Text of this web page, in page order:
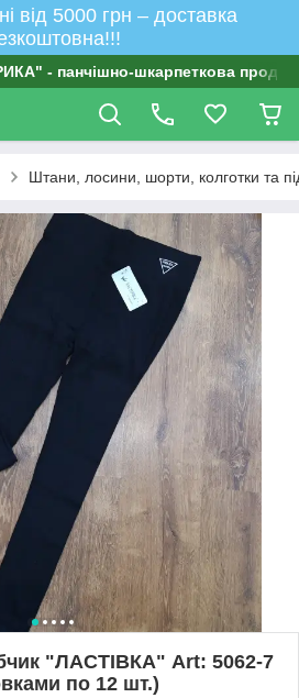
від 5000 грн – доставка
- панчішно-шкарпеткова
Штани, лосини, шорти, колготки та
"ЛАСТІВКА" Art: 5062-7
по 12 шт.)